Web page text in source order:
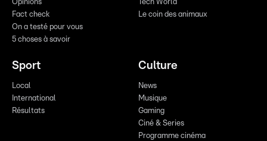
Opinions
Fact check
On a testé pour vous
5 choses à savoir
Tech World
Le coin des animaux
Sport
Local
International
Résultats
Culture
News
Musique
Gaming
Ciné & Series
Programme cinéma